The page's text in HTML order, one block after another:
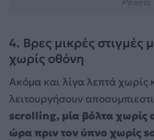
4. Βρες μικρές στιγμές
χωρίς οθόνη
Ακόμα και λίγα λεπτά χωρίς
λειτουργήσουν
scrolling, μία βόλτα χωρίς
ώρα πριν τον ύπνο χωρίς